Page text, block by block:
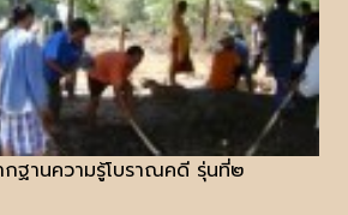
กฐานความรู้โบราณคดี รุ่นที่๒